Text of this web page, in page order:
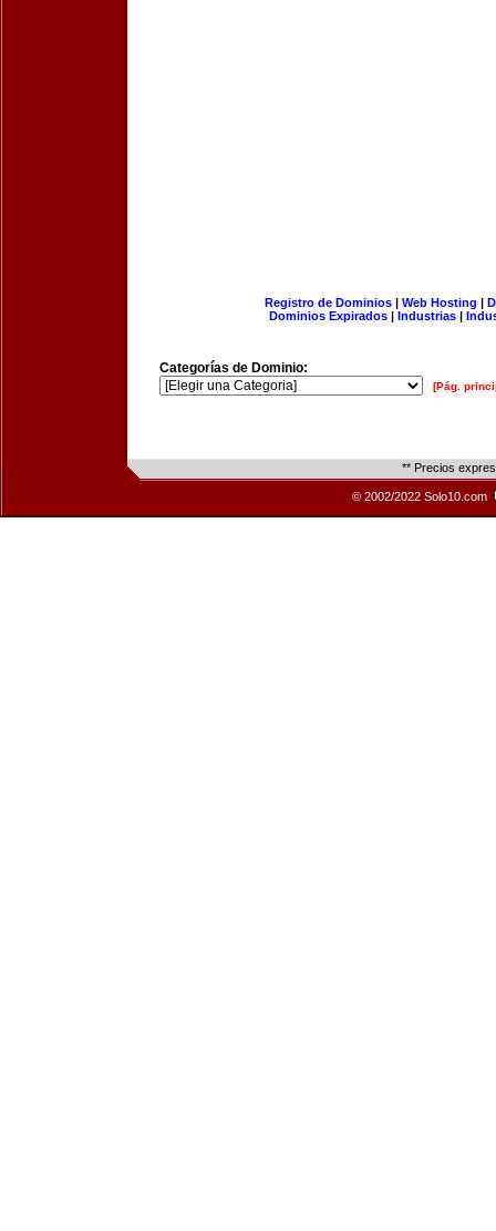
Registro de Dominios| Web Hosting |
Dominios Expirados | Industrias |
Categorías de Dominio:
[Pág.
** Precios
© 2002/2022 Solo10.com